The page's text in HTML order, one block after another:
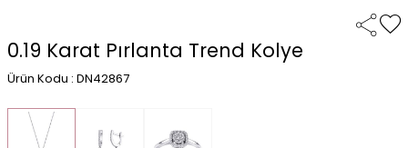
0.19 Karat Pırlanta Trend Kolye
Ürün Kodu : DN42867